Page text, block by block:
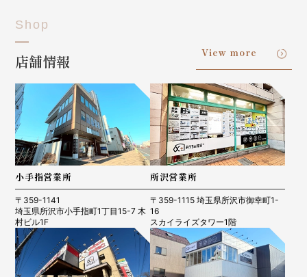
Shop
店舗情報 View more
小手指営業所
〒359-1141
埼玉県所沢市小手指町1丁目15-7 木
村ビル1F
所沢営業所
〒359-1115 埼玉県所沢市御幸町1-
16
スカイライズタワー1階